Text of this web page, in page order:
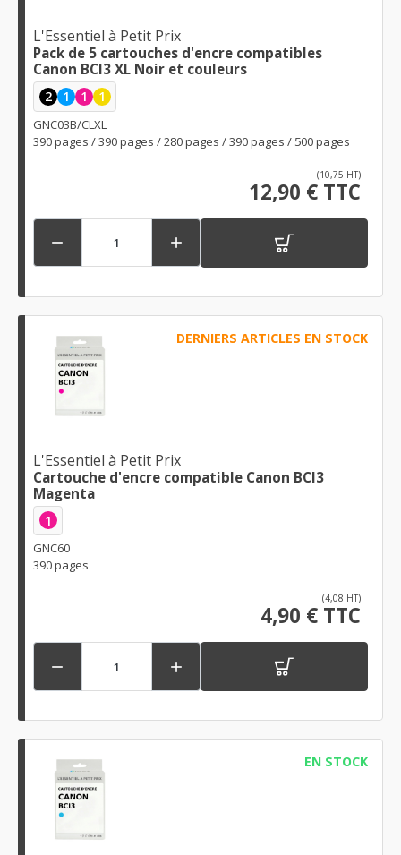
L'Essentiel à Petit Prix
Pack de 5 cartouches d'encre compatibles
Canon BCI3 XL Noir et couleurs
2 1 1 1
GNC03B/CLXL
390 pages / 390 pages / 280 pages / 390 pages / 500 pages
(10,75 HT)
12,90 € TTC
 
DERNIERS ARTICLES EN STOCK
L'Essentiel à Petit Prix
Cartouche d'encre compatible Canon BCI3
Magenta
1
GNC60
390 pages
(4,08 HT)
4,90 € TTC
 
EN STOCK